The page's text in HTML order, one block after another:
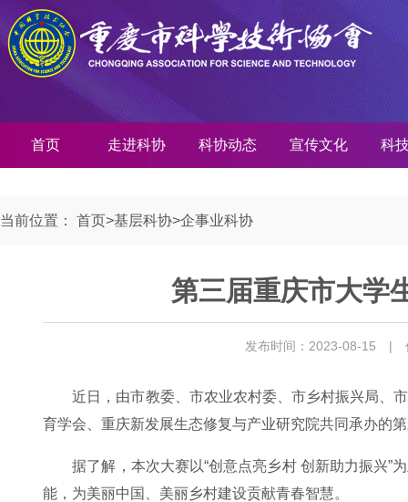
首页 走进科协 科协动态 宣传文化 科
当前位置： 首页>基层科协>企事业科协
第三届重庆市大学
发布时间：2023-08-15 |
近日，由市教委、市农业农村委、市乡村振兴局、
育学会、重庆新发展生态修复与产业研究院共同承办的
据了解，本次大赛以“创意点亮乡村 创新助力振兴”
能，为美丽中国、美丽乡村建设贡献青春智慧。